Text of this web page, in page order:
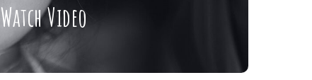
Watch Video